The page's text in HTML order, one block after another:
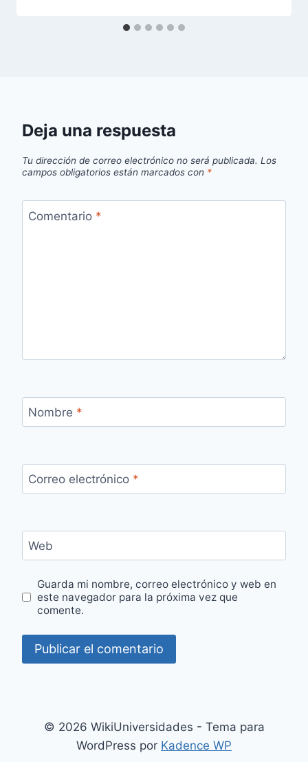
Deja una respuesta
Tu dirección de correo electrónico no será publicada. Los
campos obligatorios están marcados con *
Comentario *
Nombre *
Correo electrónico *
Web
Guarda mi nombre, correo electrónico y web en
este navegador para la próxima vez que
comente.
© 2026 WikiUniversidades - Tema para
WordPress por Kadence WP